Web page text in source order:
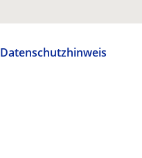
Datenschutzhinweis